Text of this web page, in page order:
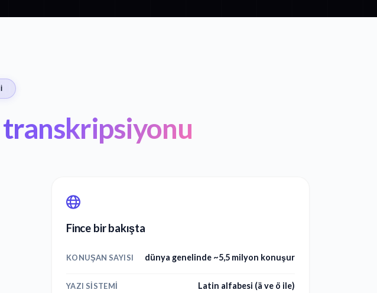
Fince bir bakışta
KONUŞAN SAYISI dünya genelinde ~5,5 milyon konuşur
YAZI SISTEMI Latin alfabesi (ä ve ö ile)